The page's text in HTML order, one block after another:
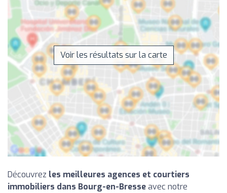
Voir les résultats sur la carte
Découvrez les meilleures agences et courtiers
immobiliers dans Bourg-en-Bresseavec notre